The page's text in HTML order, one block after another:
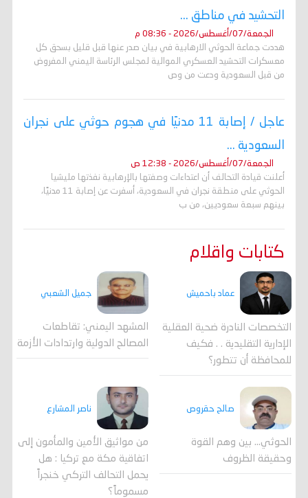
التحشيد في مناطق ...
الجمعة/07/أغسطس/2026 - 08:36 م
هددت جماعة الحوثي الارهابية في بيان صدر عنها قبل قليل بسحق كل
معسكرات التحشيد العسكري الموالية لمجلس الرئاسة اليمني المفروض
من قبل السعودية ودعت من وص
عاجل / إصابة 11 مدنيًا في هجوم حوثي على نجران
السعودية ...
الجمعة/07/أغسطس/2026 - 12:38 ص
أعلنت قيادة التحالف أن اعتداءات وصفتها بالإرهابية نفذتها مليشيا
الحوثي على منطقة نجران في السعودية، أسفرت عن إصابة 11 مدنيًا،
بينهم سبعة سعوديين، من ب
كتابات واقلام
عماد باحميش
التخصصات النادرة ضحية العقلية
الإدارية التقليدية . . فكيف
للمحافظة أن تتطور؟
جميل الشعبي
المشهد اليمني: تقاطعات
المصالح الدولية وارتدادات الأزمة
صالح حقروص
الحوثي... بين وهم القوة
وحقيقة الظروف
ناصر المشارع
من مواثيق الأمين والمأمون إلى
اتفاقية مكة مع تركيا : هل
يحمل التحالف التركي خنجراً
مسموماً؟